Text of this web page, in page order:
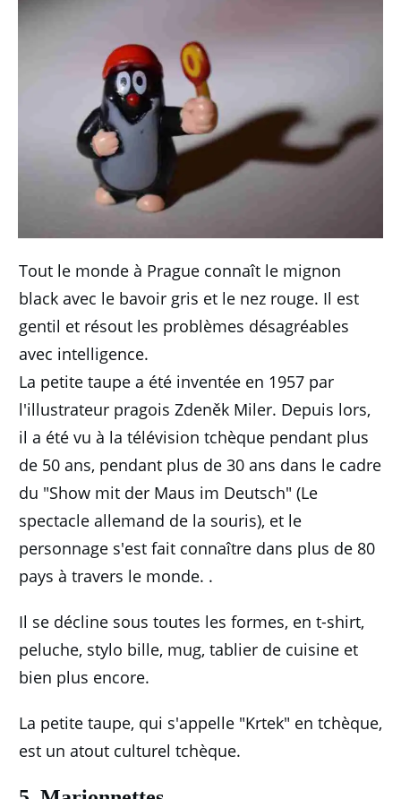
Tout le monde à Prague connaît le mignon
black avec le bavoir gris et le nez rouge. Il est
gentil et résout les problèmes désagréables
avec intelligence.
La petite taupe a été inventée en 1957 par
l'illustrateur pragois Zdeněk Miler. Depuis lors,
il a été vu à la télévision tchèque pendant plus
de 50 ans, pendant plus de 30 ans dans le cadre
du "Show mit der Maus im Deutsch" (Le
spectacle allemand de la souris), et le
personnage s'est fait connaître dans plus de 80
pays à travers le monde. .
Il se décline sous toutes les formes, en t-shirt,
peluche, stylo bille, mug, tablier de cuisine et
bien plus encore.
La petite taupe, qui s'appelle "Krtek" en tchèque,
est un atout culturel tchèque.